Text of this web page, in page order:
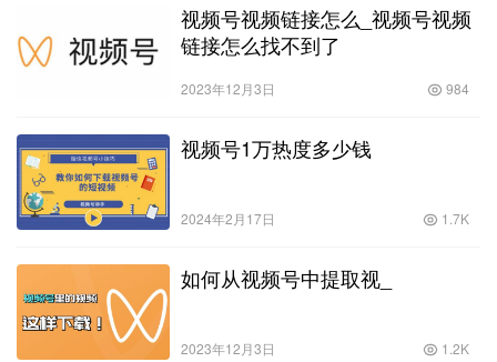
浏览器，粘贴刚才复制的链接，并进入该网址。3. 在浏
览器网址栏的链接中，找到“https://v.douyin.com/”或
“https://h5.weishi.qq.com/”等相关网址，并将其中的
“v.douyin.com”或“h5.weishi.qq.com”替换为
“www.iesdouyin.com”或“kuaishou.com”。然后按回车
完毕，可以选择下载视频或者直接保存视频。需要注意
的是，在使用第三方视频下载工具时，一定要选择正规
可靠的工具，以免造成不必要的损失。方法二：通过屏
幕录制进行下载如果使用第三方工具下载不太方便，还
可以选择屏幕录制方法完成视频下载。1. 打开微信，找
到想要下载的视频。2. 打开手机上的屏幕录制软件，如
iOS系统中的“控制中心”中的录屏功能，或者Android系
统中的“录屏”应用。3. 开始录制屏幕，并在微信中播放
要下载的视频内容。4. 录制完成后，保存视频并进行剪
辑，即可将视频保存到手机本地。这两种方法各有优缺
视频号视频链接怎么_视频号视频
链接怎么找不到了
2023年12月3日 984
视频号1万热度多少钱
2024年2月17日 1.7K
如何从视频号中提取视_
2023年12月3日 1.2K